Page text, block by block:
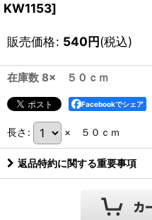
KW1153]
販売価格: 540円(税込)
在庫数 8× ５０ｃｍ
Facebookでシェア
長さ : × ５０ｃｍ
返品特約に関する重要事項